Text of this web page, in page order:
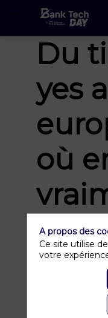
Du
yes
où
A propos des
Ce site utilise
votre